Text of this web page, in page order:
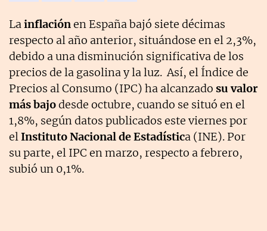
Lainflaciónen España bajó siete décimas
respecto al año anterior, situándose en el 2,3%,
debido a una disminución significativa de los
precios de la gasolina y la luz. Así, el Índice de
Precios al Consumo (IPC) ha alcanzado su valor
más bajodesde octubre, cuando se situó en el
1,8%, según datos publicados este viernes por
elInstituto Nacional de Estadística (INE). Por
su parte, el IPC en marzo, respecto a febrero,
subió un 0,1%.